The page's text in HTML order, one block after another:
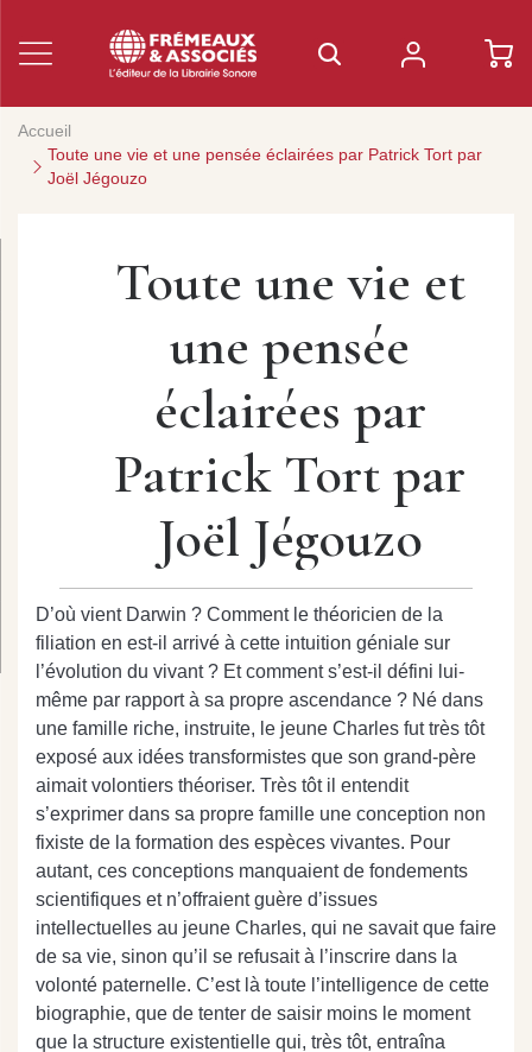
Accueil
Toute une vie et une pensée éclairées par Patrick Tort par
Joël Jégouzo
Toute une vie et
une pensée
éclairées par
Patrick Tort par
Joël Jégouzo
D’où vient Darwin ? Comment le théoricien de la
filiation en est-il arrivé à cette intuition géniale sur
l’évolution du vivant ? Et comment s’est-il défini lui-
même par rapport à sa propre ascendance ? Né dans
une famille riche, instruite, le jeune Charles fut très tôt
exposé aux idées transformistes que son grand-père
aimait volontiers théoriser. Très tôt il entendit
s’exprimer dans sa propre famille une conception non
fixiste de la formation des espèces vivantes. Pour
autant, ces conceptions manquaient de fondements
scientifiques et n’offraient guère d’issues
intellectuelles au jeune Charles, qui ne savait que faire
de sa vie, sinon qu’il se refusait à l’inscrire dans la
volonté paternelle. C’est là toute l’intelligence de cette
biographie, que de tenter de saisir moins le moment
que la structure existentielle qui, très tôt, entraîna